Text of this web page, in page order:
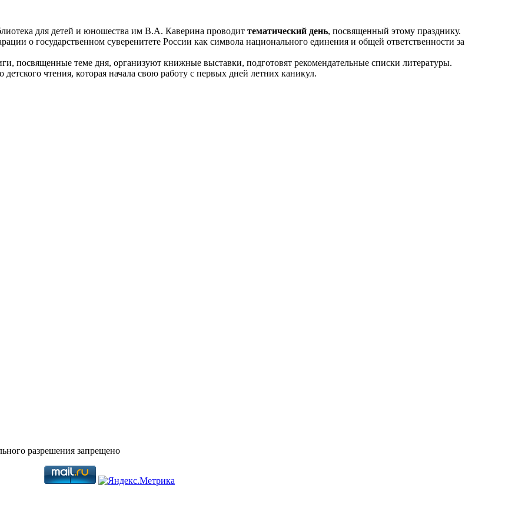
для детей и юношества им В.А. Каверина проводит тематический день, посвященный этому празднику.
о государственном суверенитете России как символа национального единения и общей ответственности за
посвященные теме дня, организуют книжные выставки, подготовят рекомендательные списки литературы.
чтения, которая начала свою работу с первых дней летних каникул.
разрешения запрещено